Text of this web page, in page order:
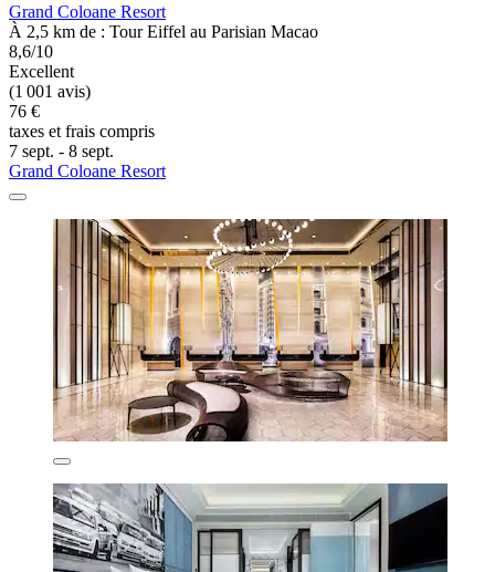
Grand Coloane Resort
À 2,5 km de : Tour Eiffel au Parisian Macao
8,6/10
Excellent
(1 001 avis)
76 €
taxes et frais compris
7 sept. - 8 sept.
Grand Coloane Resort